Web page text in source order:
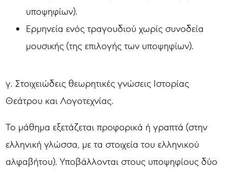
υποψηφίων).
Ερμηνεία ενός τραγουδιού χωρίς συνοδεία
μουσικής (της επιλογής των υποψηφίων).
γ. Στοιχειώδεις θεωρητικές γνώσεις Ιστορίας
Θεάτρου και Λογοτεχνίας.
Το μάθημα εξετάζεται προφορικά ή γραπτά (στην
ελληνική γλώσσα, με τα στοιχεία του ελληνικού
αλφαβήτου). Υποβάλλονται στους υποψηφίους δύο